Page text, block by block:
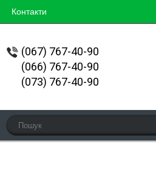
Контакти
(067) 767-40-90
(066) 767-40-90
(073) 767-40-90